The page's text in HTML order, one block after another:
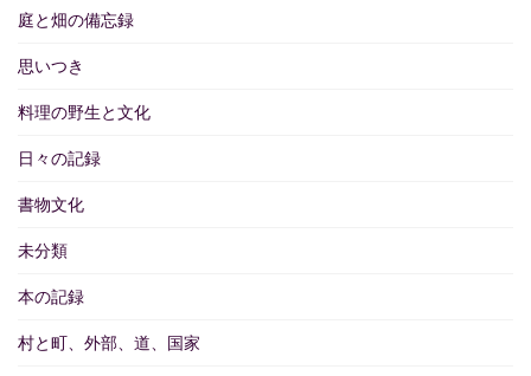
庭と畑の備忘録
思いつき
料理の野生と文化
日々の記録
書物文化
未分類
本の記録
村と町、外部、道、国家